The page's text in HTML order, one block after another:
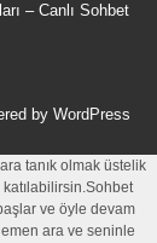
– Canlı Sohbet
by WordPress
tanık olmak üstelik
ve öyle devam
ara ve seninle